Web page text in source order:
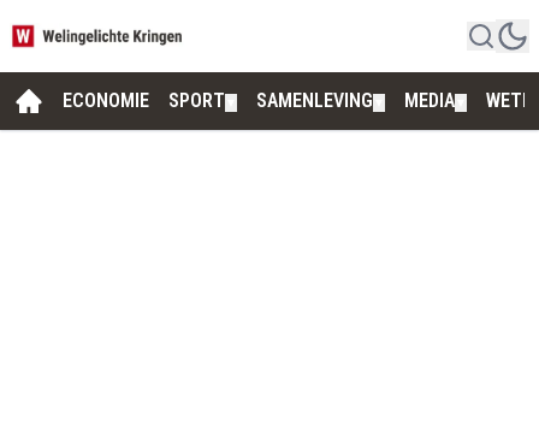
ECONOMIE SPORT SAMENLEVING MEDIA